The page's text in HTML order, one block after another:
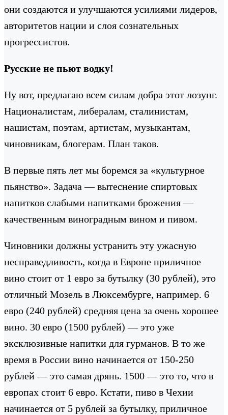
они создаются и улучшаются усилиями лидеров,
авторитетов нации и слоя сознательных
прогрессистов.
Русские не пьют водку!
Ну вот, предлагаю всем силам добра этот лозунг.
Националистам, либералам, сталинистам,
нашистам, поэтам, артистам, музыкантам,
чиновникам, блогерам. План таков.
В первые пять лет мы боремся за «культурное
пьянство». Задача — вытеснение спиртовых
напитков слабыми напитками брожения —
качественным виноградным вином и пивом.
Чиновники должны устранить эту ужасную
несправедливость, когда в Европе приличное
вино стоит от 1 евро за бутылку (30 рублей), это
отличный Мозель в Люксембурге, например. 6
евро (240 рублей) средняя цена за очень хорошее
вино. 30 евро (1500 рублей) — это уже
эксклюзивные напитки для гурманов. В то же
время в России вино начинается от 150-250
рублей — это самая дрянь. 1500 — это то, что в
европах стоит 6 евро. Кстати, пиво в Чехии
начинается от 5 рублей за бутылку, приличное